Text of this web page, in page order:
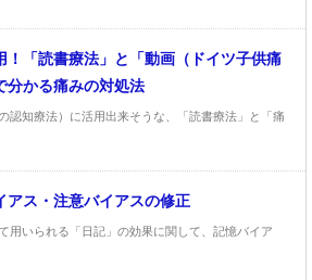
！「読書療法」と「動画（ドイツ子供痛
分かる痛みの対処法
認知療法）に活用出来そうな、「読書療法」と「痛
アス・注意バイアスの修正
用いられる「日記」の効果に関して、記憶バイア